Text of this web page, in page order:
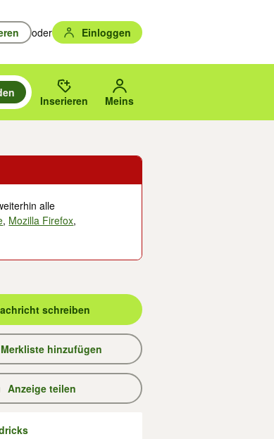
oder Einloggen
und mit Eingabetaste auswählen.
oder Vorschläge mit den Pfeiltasten nach oben/
Orts oder PLZ.
Inserieren Meins
alle
, Mozilla Firefox,
schreiben
hinzufügen
Anzeige teilen